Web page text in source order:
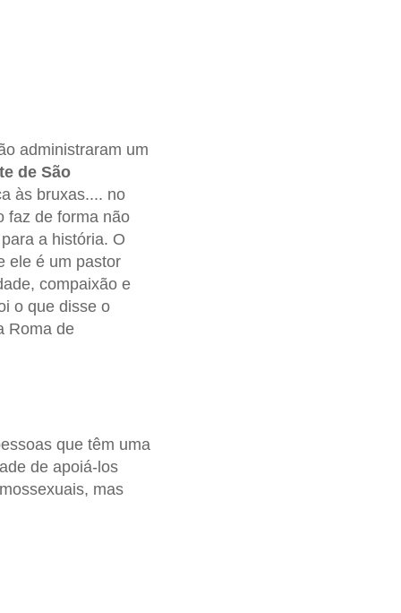
administraram um
de São
às bruxas.... no
faz de forma não
a história. O
ele é um pastor
compaixão e
o que disse o
Roma de
que têm uma
de apoiá-los
mas